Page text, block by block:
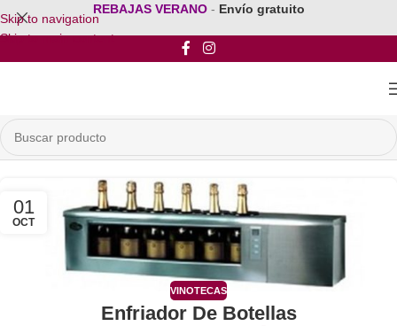
Skip to navigation
Skip to main content
REBAJAS VERANO - Envío gratuito
01
OCT
VINOTECAS
Enfriador De Botellas